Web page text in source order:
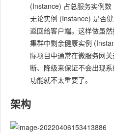
(Instance) 占总服务实例数
无论实例 (Instance) 是否
返回给客户端。这样做虽
集群中剩余健康实例
际项目中通常在微服务网
断、降级来保证不会出现
功能就不太重要了。
架构